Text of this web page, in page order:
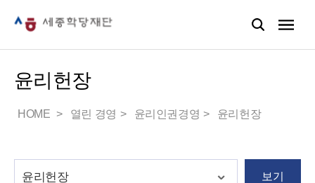
윤리헌장
HOME 열린 경영 윤리인권경영 윤리헌장
보기